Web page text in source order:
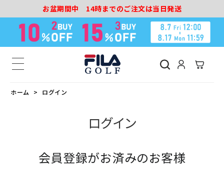
お盆期間中 14時までのご注文は当日発送
ホーム ログイン
ログイン
会員登録がお済みのお客様